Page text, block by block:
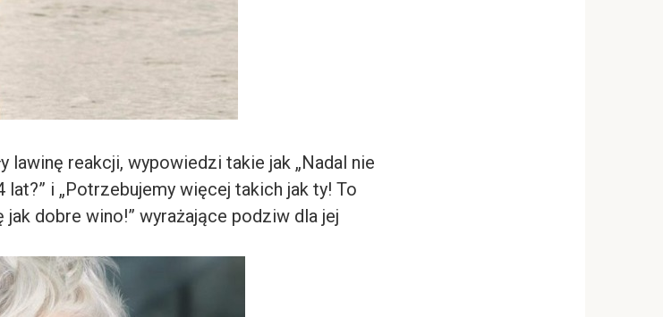
lawinę reakcji, wypowiedzi takie jak „Nadal nie
i „Potrzebujemy więcej takich jak ty! To
dobre wino!” wyrażające podziw dla jej